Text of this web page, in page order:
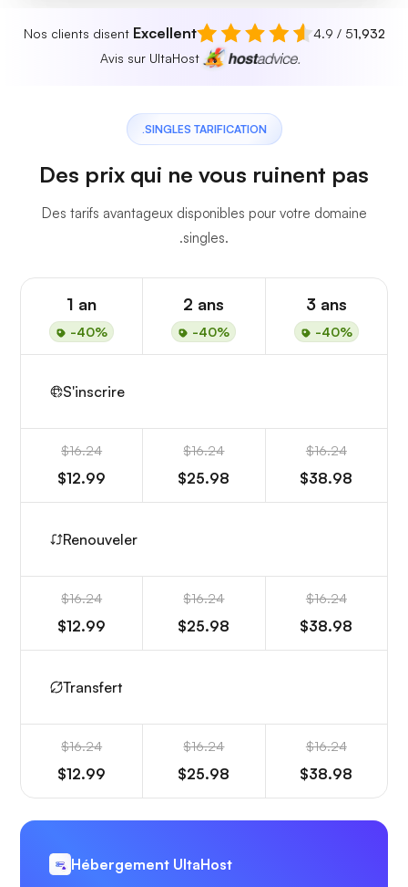
Nos clients disent Excellent 4.9 / 51,932
Avis sur UltaHost
.SINGLES TARIFICATION
Des prix qui ne vous ruinent pas
Des tarifs avantageux disponibles pour votre domaine
.singles.
1 an
-40%
2 ans
-40%
3 ans
-40%
S'inscrire
$16.24
$12.99
$16.24
$25.98
$16.24
$38.98
Renouveler
$16.24
$12.99
$16.24
$25.98
$16.24
$38.98
Transfert
$16.24
$12.99
$16.24
$25.98
$16.24
$38.98
Hébergement UltaHost